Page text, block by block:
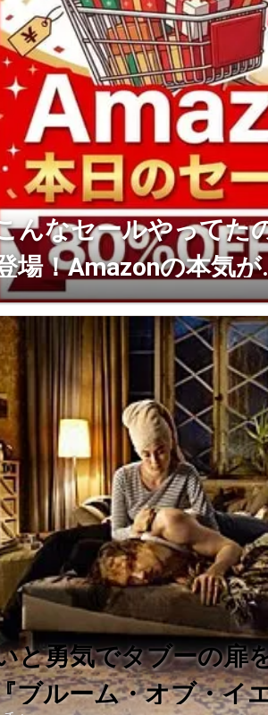
んなセールやってた
場！Amazonの本気が
と勇気でタブーの扉
ブルーム・オブ・イ